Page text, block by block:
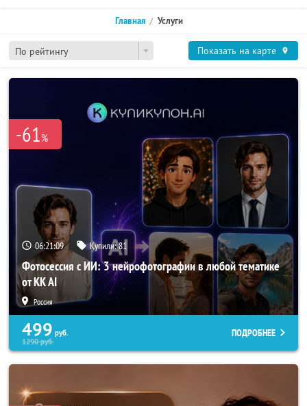
По рейтингу
Главная Услуги
Показать на карте
-61%
06:21:08 Купили:81
Фотосессия с ИИ: 3 нейрофотографии в любой тематике
от KK AI
Россия
499 руб.
1290руб.
ПОДРОБНЕЕ